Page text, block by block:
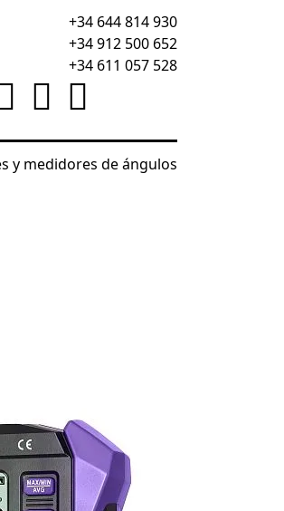
+34 644 814 930
+34 912 500 652
+34 611 057 528
y medidores de ángulos
de resistencia de tierra